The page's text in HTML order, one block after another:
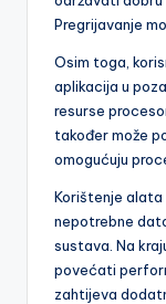
Pregrijavanje
Osim toga,
aplikacija u
resurse
također može
omogućuju
Korištenje alata
nepotrebne
sustava. Na
povećati
zahtijeva